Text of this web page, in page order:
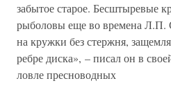
забытое старое. Бесштыревые
рыболовы еще во времена Л.П.
на кружки без стержня,
ребре диска», – писал он в
ловле пресноводных